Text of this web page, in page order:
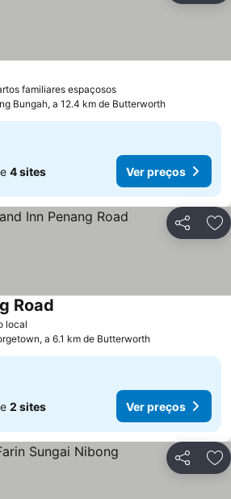
familiares espaçosos
Bungah, a 12.4 km de Butterworth
4 sites Ver preços
Partilhar
local
Road
a 6.1 km de Butterworth
2 sites Ver preços
Partilhar